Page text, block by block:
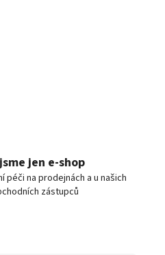
jen e-shop
péči na prodejnách a u našich
zástupců